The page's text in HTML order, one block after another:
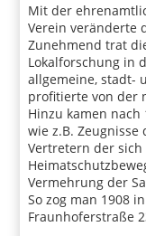
Mit der
Verein veränderte
Zunehmend trat
Lokalforschung in
allgemeine, stadt-
profitierte von der
Hinzu kamen nach
wie z.B. Zeugnisse
Vertretern der
Vermehrung der
So zog man 1908
Fraunhoferstraße